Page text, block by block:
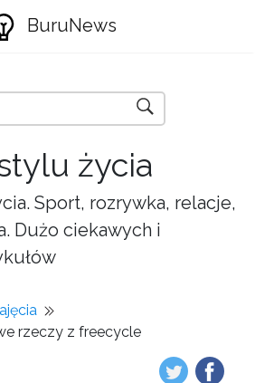
BuruNews
życia
Sport, rozrywka, relacje,
Dużo ciekawych i
rzeczy z freecycle